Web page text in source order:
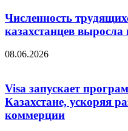
Численность
казахстанцев выросла
08.06.2026
Visa запускает
Казахстане, ускоряя
коммерции